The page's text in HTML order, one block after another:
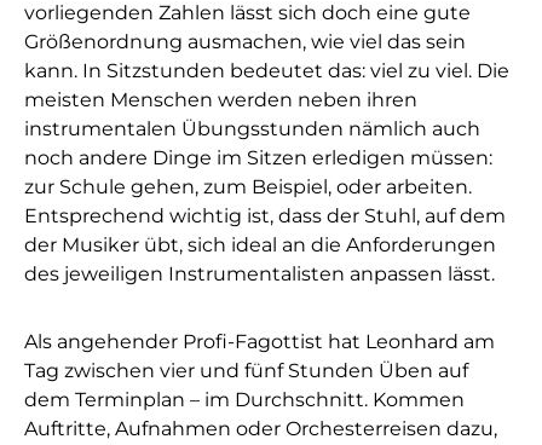
vorliegenden Zahlen lässt sich doch eine gute
Größenordnung ausmachen, wie viel das sein
kann. In Sitzstunden bedeutet das: viel zu viel. Die
meisten Menschen werden neben ihren
instrumentalen Übungsstunden nämlich auch
noch andere Dinge im Sitzen erledigen müssen:
zur Schule gehen, zum Beispiel, oder arbeiten.
Entsprechend wichtig ist, dass der Stuhl, auf dem
der Musiker übt, sich ideal an die Anforderungen
des jeweiligen Instrumentalisten anpassen lässt.
Als angehender Profi-Fagottist hat Leonhard am
Tag zwischen vier und fünf Stunden Üben auf
dem Terminplan – im Durchschnitt. Kommen
Auftritte, Aufnahmen oder Orchesterreisen dazu,